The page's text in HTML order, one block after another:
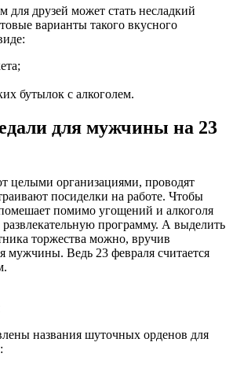
друзей может стать несладкий
варианты такого вкусного
бутылок с алкоголем.
для мужчины на 23
целыми организациями, проводят
посиделки на работе. Чтобы
помимо угощений и алкоголя
программу. А выделить
торжества можно, вручив
мужчины. Ведь 23 февраля считается
названия шуточных орденов для